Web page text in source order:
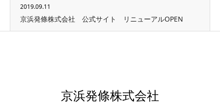
2019.09.11
京浜発條株式会社 公式サイト リニューアルOPEN
京浜発條株式会社